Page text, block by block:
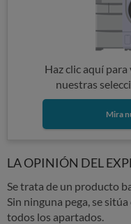
Haz clic aquí
nuestras
Mira
LA OPINIÓN DEL
Se trata de un producto
Sin ninguna pega, se
todos los apartados.